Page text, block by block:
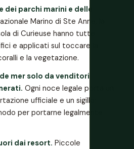
dei parchi marini e delle
Marino di Ste Anne, la
di Curieuse hanno tutte
e applicati sul toccare la
e la vegetazione.
mer solo da venditori
Ogni noce legale porta un
ufficiale e un sigillo;
per portarne legalmente
dai resort. Piccole